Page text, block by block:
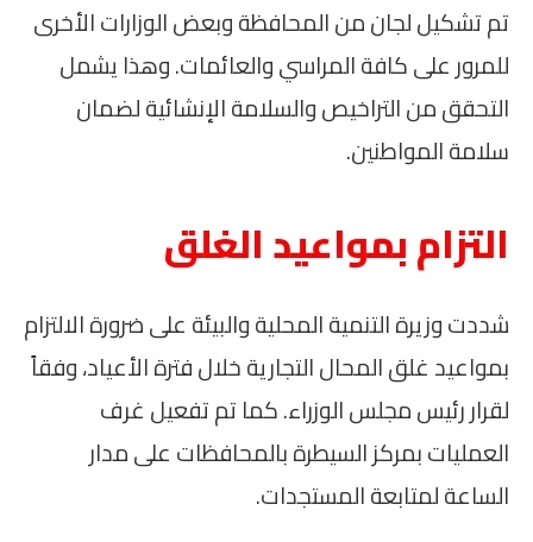
تم تشكيل لجان من المحافظة وبعض الوزارات الأخرى
للمرور على كافة المراسي والعائمات. وهذا يشمل
التحقق من التراخيص والسلامة الإنشائية لضمان
سلامة المواطنين.
التزام بمواعيد الغلق
شددت وزيرة التنمية المحلية والبيئة على ضرورة الالتزام
بمواعيد غلق المحال التجارية خلال فترة الأعياد، وفقاً
لقرار رئيس مجلس الوزراء. كما تم تفعيل غرف
العمليات بمركز السيطرة بالمحافظات على مدار
الساعة لمتابعة المستجدات.